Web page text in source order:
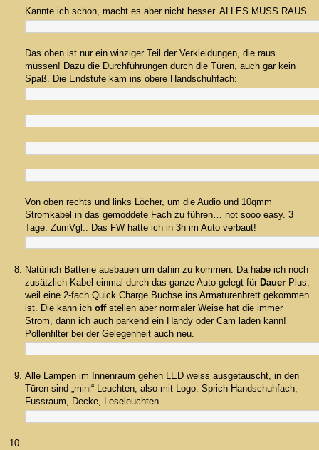
Kannte ich schon, macht es aber nicht besser. ALLES MUSS RAUS.
Das oben ist nur ein winziger Teil der Verkleidungen, die raus
müssen! Dazu die Durchführungen durch die Türen, auch gar kein
Spaß. Die Endstufe kam ins obere Handschuhfach:
Von oben rechts und links Löcher, um die Audio und 10qmm
Stromkabel in das gemoddete Fach zu führen… not sooo easy. 3
Tage. ZumVgl.: Das FW hatte ich in 3h im Auto verbaut!
Natürlich Batterie ausbauen um dahin zu kommen. Da habe ich noch
zusätzlich Kabel einmal durch das ganze Auto gelegt für Dauer Plus,
weil eine 2-fach Quick Charge Buchse ins Armaturenbrett gekommen
ist. Die kann ich offstellen aber normaler Weise hat die immer
Strom, dann ich auch parkend ein Handy oder Cam laden kann!
Pollenfilter bei der Gelegenheit auch neu.
Alle Lampen im Innenraum gehen LED weiss ausgetauscht, in den
Türen sind „mini“ Leuchten, also mit Logo. Sprich Handschuhfach,
Fussraum, Decke, Leseleuchten.